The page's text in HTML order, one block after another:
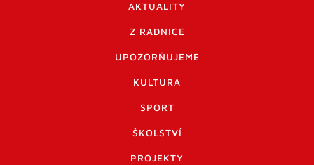
AKTUALITY
Z RADNICE
UPOZORŇUJEME
KULTURA
SPORT
ŠKOLSTVÍ
PROJEKTY